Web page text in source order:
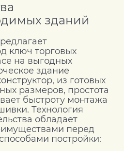
зданий
ключ торговых
на выгодных
здание
из готовых
размеров, простота
быстроту монтажа
Технология
обладает
перед
постройки: